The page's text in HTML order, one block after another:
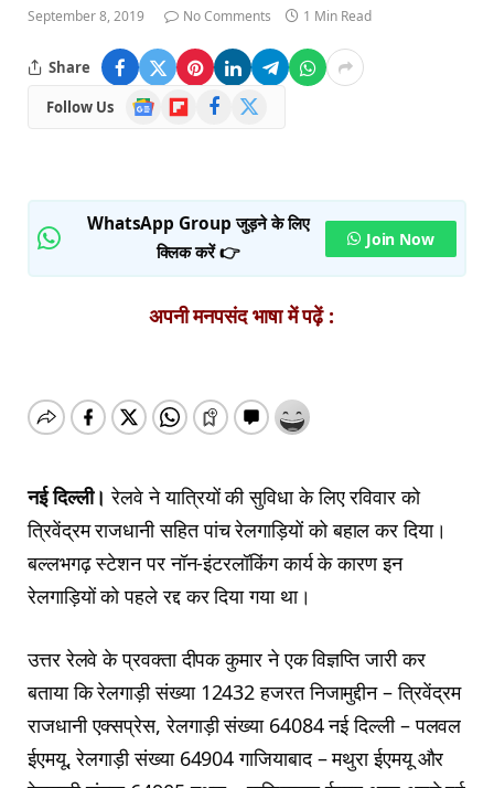
September 8, 2019 No Comments 1 Min Read
Share
Follow Us
Google
News
FlipboardFacebook
WhatsApp Group जुड़ने के लिए
क्लिक करें 👉
Join Now
अपनी मनपसंद भाषा में पढ़ें :
नई दिल्ली। रेलवे ने यात्रियों की सुविधा के लिए रविवार को
त्रिवेंद्रम राजधानी सहित पांच रेलगाड़ियों को बहाल कर दिया।
बल्लभगढ़ स्टेशन पर नॉन-इंटरलॉकिंग कार्य के कारण इन
रेलगाड़ियों को पहले रद्द कर दिया गया था।
उत्तर रेलवे के प्रवक्ता दीपक कुमार ने एक विज्ञप्ति जारी कर
बताया कि रेलगाड़ी संख्या 12432 हजरत निजामुद्दीन – त्रिवेंद्रम
राजधानी एक्सप्रेस, रेलगाड़ी संख्या 64084 नई दिल्ली – पलवल
ईएमयू, रेलगाड़ी संख्या 64904 गाजियाबाद – मथुरा ईएमयू और